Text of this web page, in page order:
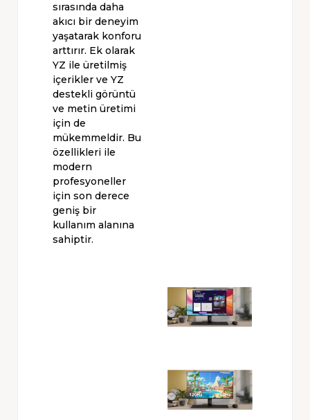
sırasında daha
akıcı bir deneyim
yaşatarak konforu
arttırır. Ek olarak
YZ ile üretilmiş
içerikler ve YZ
destekli görüntü
ve metin üretimi
için de
mükemmeldir. Bu
özellikleri ile
modern
profesyoneller
için son derece
geniş bir
kullanım alanına
sahiptir.